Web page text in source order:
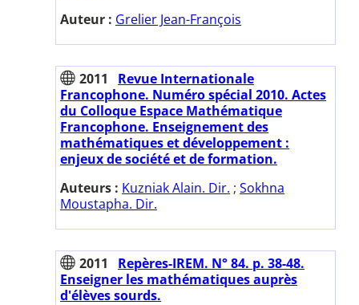
Auteur : Grelier Jean-François
2011
Revue Internationale
Francophone. Numéro spécial 2010. Actes
du Colloque Espace Mathématique
Francophone. Enseignement des
mathématiques et développement :
enjeux de société et de formation.
Auteurs : Kuzniak Alain. Dir. ; Sokhna
Moustapha. Dir.
2011
Repères-IREM. N° 84. p. 38-48.
Enseigner les mathématiques auprès
d'élèves sourds.